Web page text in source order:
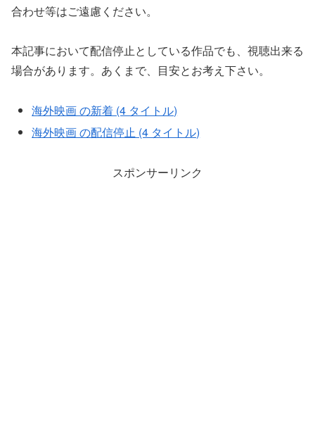
合わせ等はご遠慮ください。
本記事において配信停止としている作品でも、視聴出来る
場合があります。あくまで、目安とお考え下さい。
海外映画 の新着 (4 タイトル)
海外映画 の配信停止 (4 タイトル)
スポンサーリンク